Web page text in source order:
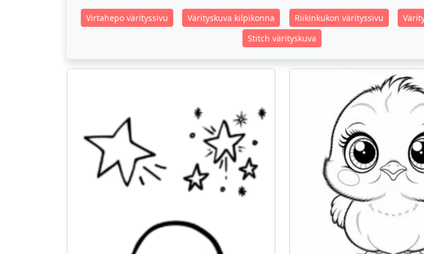
Virtahepo värityssivu Värityskuva kilpikonna Riikinkukon värityssivu
Stitch värityskuva